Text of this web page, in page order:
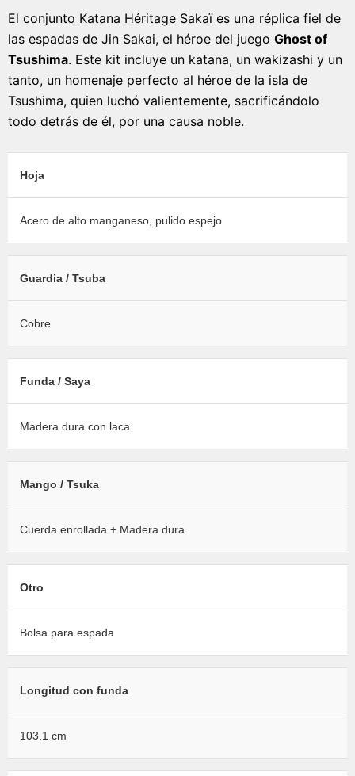
El conjunto Katana Héritage Sakaï es una réplica fiel de
las espadas de Jin Sakai, el héroe del juego Ghost of
Tsushima. Este kit incluye un katana, un wakizashi y un
tanto, un homenaje perfecto al héroe de la isla de
Tsushima, quien luchó valientemente, sacrificándolo
todo detrás de él, por una causa noble.
Hoja
Acero de alto manganeso, pulido espejo
Guardia / Tsuba
Cobre
Funda / Saya
Madera dura con laca
Mango / Tsuka
Cuerda enrollada + Madera dura
Otro
Bolsa para espada
Longitud con funda
103.1 cm